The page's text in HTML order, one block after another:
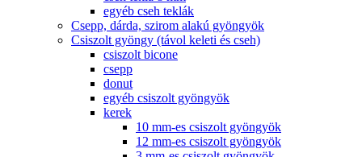
egyéb cseh teklák
Csepp, dárda, szirom alakú gyöngyök
Csiszolt gyöngy (távol keleti és cseh)
csiszolt bicone
csepp
donut
egyéb csiszolt gyöngyök
kerek
10 mm-es csiszolt gyöngyök
12 mm-es csiszolt gyöngyök